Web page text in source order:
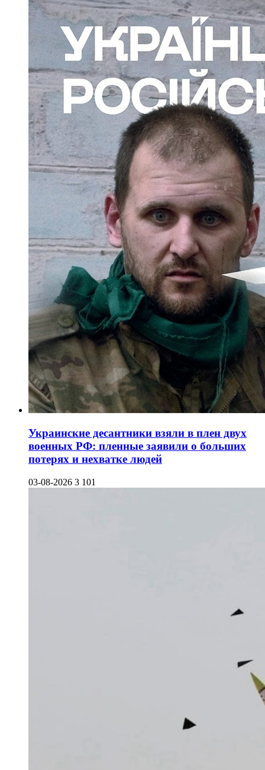
Украинские десантники взяли в плен двух
военных РФ: пленные заявили о больших
потерях и нехватке людей
03-08-2026 3 101